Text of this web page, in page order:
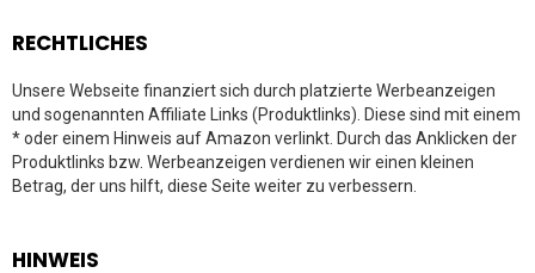
RECHTLICHES
Unsere Webseite finanziert sich durch platzierte Werbeanzeigen
und sogenannten Affiliate Links (Produktlinks). Diese sind mit einem
* oder einem Hinweis auf Amazon verlinkt. Durch das Anklicken der
Produktlinks bzw. Werbeanzeigen verdienen wir einen kleinen
Betrag, der uns hilft, diese Seite weiter zu verbessern.
HINWEIS